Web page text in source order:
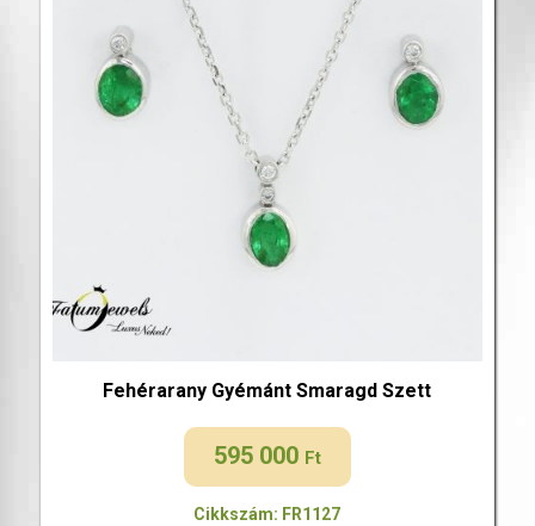
Fehérarany Gyémánt Smaragd Szett
595 000 Ft
Cikkszám: FR1127